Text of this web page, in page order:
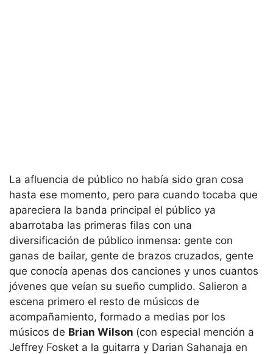
La afluencia de público no había sido gran cosa
hasta ese momento, pero para cuando tocaba que
apareciera la banda principal el público ya
abarrotaba las primeras filas con una
diversificación de público inmensa: gente con
ganas de bailar, gente de brazos cruzados, gente
que conocía apenas dos canciones y unos cuantos
jóvenes que veían su sueño cumplido. Salieron a
escena primero el resto de músicos de
acompañamiento, formado a medias por los
músicos de Brian Wilson (con especial mención a
Jeffrey Fosket a la guitarra y Darian Sahanaja en